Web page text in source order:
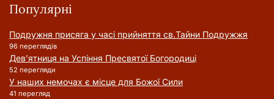
Популярні
Подружня присягa у часі прийняття cв.Тайни Подружжя
96 переглядів
Дев’ятниця на Успіння Пресвятої Богородиці
52 перегляди
У наших немочах є місце для Божої Сили
41 перегляд